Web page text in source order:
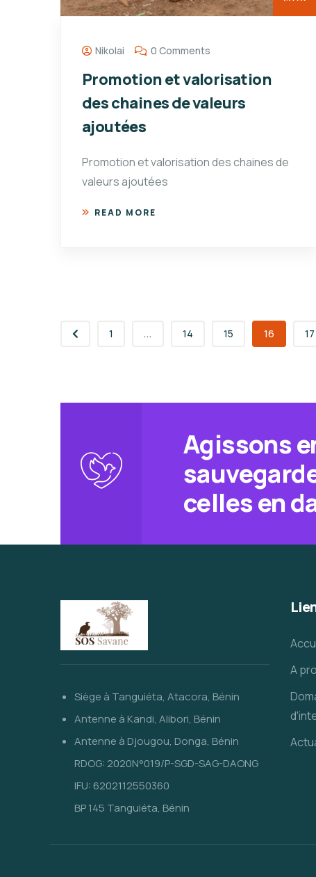
Nikolai 0 Comments
Promotion et valorisation
des chaines de valeurs
ajoutées
Promotion et valorisation des chaines de
valeurs ajoutées
READ MORE
1 ... 14 15 16 17
Agissons
celles en
Siège à Tanguiéta, Atacora, Bénin
Antenne à Kandi, Alibori, Bénin
Antenne à Djougou, Donga, Bénin
RDOG: 2020N°019/P-SGD-SAG-DAONG
IFU: 6202112550360
BP 145 Tanguiéta, Bénin
A